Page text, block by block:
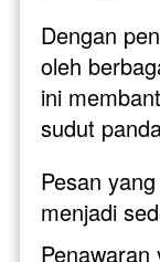
Dengan
oleh
ini
sudut
Pesan
menjadi